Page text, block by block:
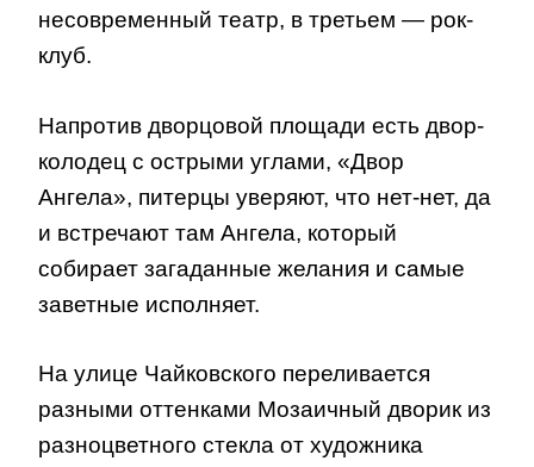
несовременный театр, в третьем — рок-
клуб.
Напротив дворцовой площади есть двор-
колодец с острыми углами, «Двор
Ангела», питерцы уверяют, что нет-нет, да
и встречают там Ангела, который
собирает загаданные желания и самые
заветные исполняет.
На улице Чайковского переливается
разными оттенками Мозаичный дворик из
разноцветного стекла от художника